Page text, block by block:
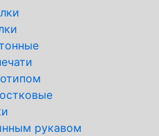
рукавом